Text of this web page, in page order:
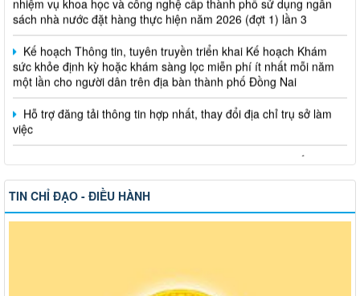
Kế hoạch Thông tin, tuyên truyền triển khai Kế hoạch Khám
sức khỏe định kỳ hoặc khám sàng lọc miễn phí ít nhất mỗi năm
một lần cho người dân trên địa bàn thành phố Đồng Nai
Hỗ trợ đăng tải thông tin hợp nhất, thay đổi địa chỉ trụ sở làm
việc
Công khai thông tin vi phạm pháp luật trong lĩnh vực đất đai, tại
phường Hố Nai
TIN CHỈ ĐẠO - ĐIỀU HÀNH